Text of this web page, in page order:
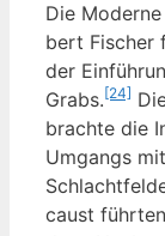
Die
bert Fischer
der
Grabs.[24]
brach­te die
Umgangs
caust